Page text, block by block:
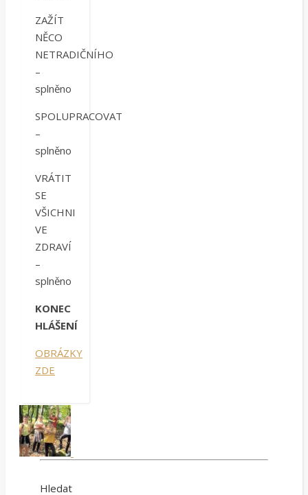
ZAŽÍT
NĚCO
NETRADIČNÍHO
–
splněno
SPOLUPRACOVAT
–
splněno
VRÁTIT
SE
VŠICHNI
VE
ZDRAVÍ
–
splněno
KONEC
HLÁŠENÍ
OBRÁZKY
ZDE
Hledat